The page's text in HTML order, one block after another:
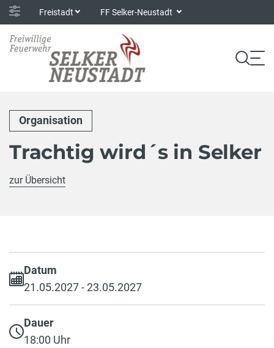
Freistadt FF Selker-Neustadt
Organisation
Trachtig wird´s in Selker
zur Übersicht
Datum
21.05.2027 - 23.05.2027
Dauer
18:00 Uhr